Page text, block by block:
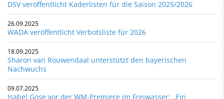
DSV veröffentlicht Kaderlisten für die Saison 2025/2026
26.09.2025
WADA veröffentlicht Verbotsliste für 2026
18.09.2025
Sharon van Rouwendaal unterstützt den bayerischen
Nachwuchs
09.07.2025
Isabel Gose vor der WM-Premiere im Freiwasser: „Ein